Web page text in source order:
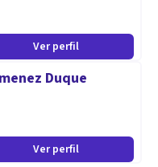
Ver perfil
Duque
Ver perfil